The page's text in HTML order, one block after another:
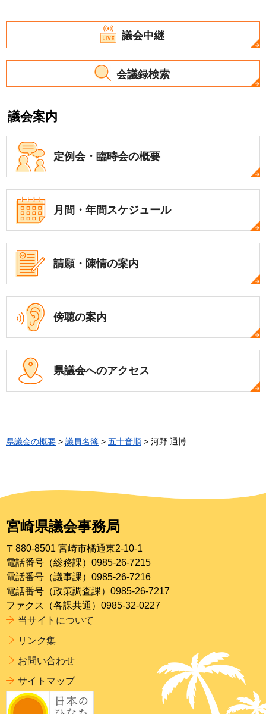
議会中継
会議録検索
議会案内
定例会・ 臨時会の概要
月間・年間スケジュール
請願・陳情の案内
傍聴の案内
県議会へのアクセス
県議会の概要 > 議員名簿 > 五十音順 > 河野 通博
宮崎県議会事務局
〒880-8501 宮崎市橘通東2-10-1
電話番号（総務課）0985-26-7215
電話番号（議事課）0985-26-7216
電話番号（政策調査課）0985-26-7217
ファクス（各課共通）0985-32-0227
当サイトについて
リンク集
お問い合わせ
サイトマップ